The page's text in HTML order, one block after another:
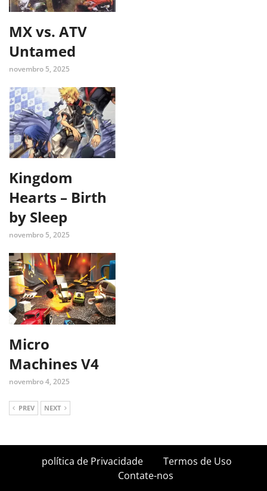
MX vs. ATV
Untamed
novembro 5, 2025
Kingdom
Hearts – Birth
by Sleep
novembro 5, 2025
Micro
Machines V4
novembro 4, 2025
PREV NEXT
política de Privacidade
Termos de Uso
Contate-nos